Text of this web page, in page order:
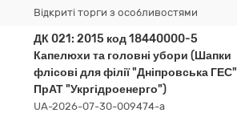
Відкриті торги з особливостями
ДК 021: 2015 код 18440000-5
Капелюхи та головні убори (Шапки
флісові для філії "Дніпровська ГЕС"
ПрАТ "Укргідроенерго")
UA-2026-07-30-009474-a